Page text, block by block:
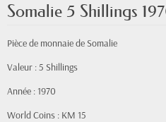
Somalie 5 Shillings
Pièce de monnaie de Somalie
Valeur : 5 Shillings
Année : 1970
World Coins : KM 15